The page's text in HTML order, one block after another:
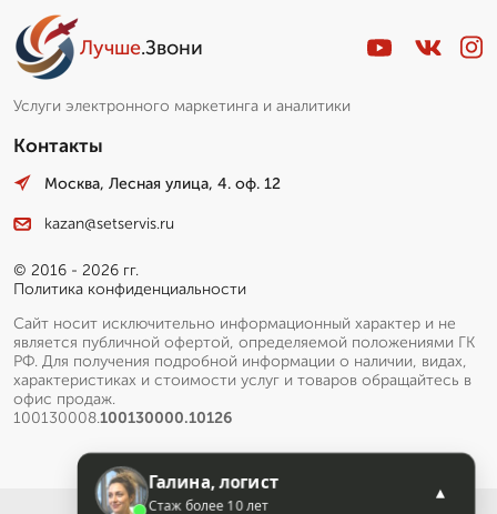
Лучше.Звони
Услуги электронного маркетинга и аналитики
Контакты
Москва, Лесная улица, 4. оф. 12
kazan@setservis.ru
© 2016 - 2026 гг.
Политика конфиденциальности
Сайт носит исключительно информационный характер и не
является публичной офертой, определяемой положениями ГК
РФ. Для получения подробной информации о наличии, видах,
характеристиках и стоимости услуг и товаров обращайтесь в
офис продаж.
100130008.100130000.10126
Галина, логист
Стаж более 10 лет
▲